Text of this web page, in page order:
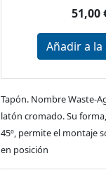
51,00
Añadir a la
Tapón. Nombre Waste-
latón cromado. Su
45º, permite el montaje
en posición